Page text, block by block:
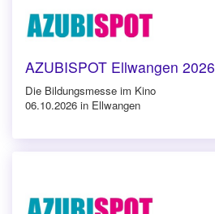
AZUBISPOT Ellwangen 2026
Die Bildungsmesse im Kino
06.10.2026 in Ellwangen